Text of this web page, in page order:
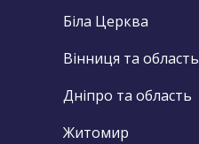
Біла Церква
Вінниця та область
Дніпро та область
Житомир